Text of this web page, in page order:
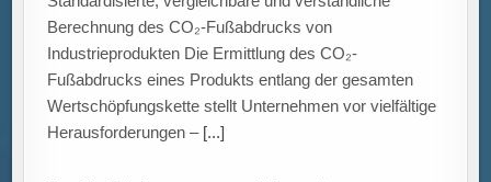
Gezielte Förderprogramme als Treiber grüner
Innovationen Eine aktuelle Untersuchung des ZEW
Mannheim in Kooperation mit der Hochschule
Augsburg zeigt, dass staatliche Fördermaßnahmen